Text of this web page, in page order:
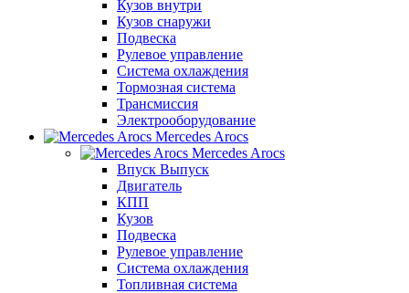
Кузов внутри
Кузов снаружи
Подвеска
Рулевое управление
Система охлаждения
Тормозная система
Трансмиссия
Электрооборудование
Mercedes Arocs
Mercedes Arocs
Впуск Выпуск
Двигатель
КПП
Кузов
Подвеска
Рулевое управление
Система охлаждения
Топливная система